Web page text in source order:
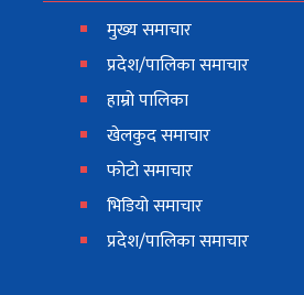
मुख्य समाचार
प्रदेश/पालिका समाचार
हाम्रो पालिका
खेलकुद समाचार
फोटो समाचार
भिडियो समाचार
प्रदेश/पालिका समाचार